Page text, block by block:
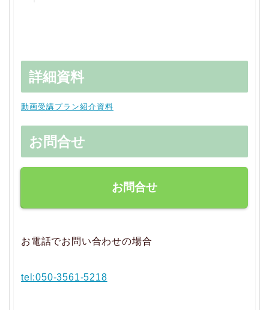
詳細資料
動画受講プラン紹介資料
お問合せ
お問合せ
お電話でお問い合わせの場合
tel:050-3561-5218